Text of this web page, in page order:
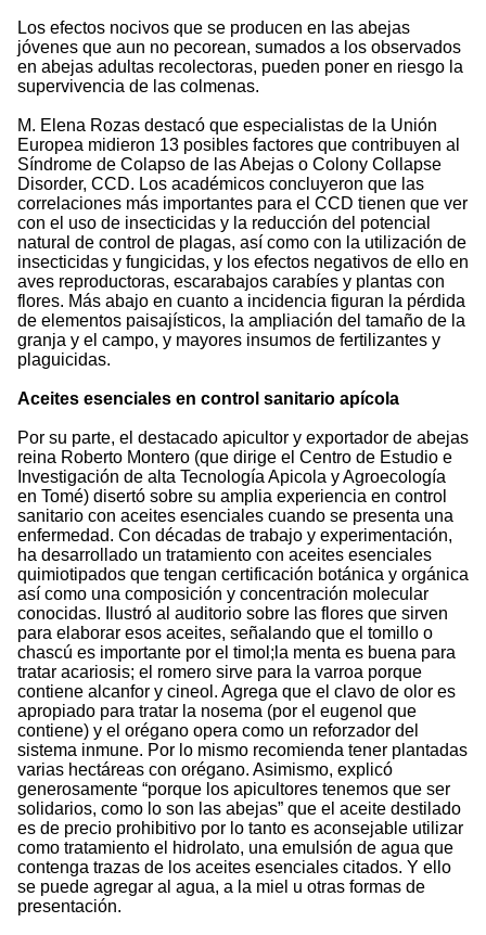
Los efectos nocivos que se producen en las abejas
jóvenes que aun no pecorean, sumados a los observados
en abejas adultas recolectoras, pueden poner en riesgo la
supervivencia de las colmenas.
M. Elena Rozas destacó que especialistas de la Unión
Europea midieron 13 posibles factores que contribuyen al
Síndrome de Colapso de las Abejas o Colony Collapse
Disorder, CCD. Los académicos concluyeron que las
correlaciones más importantes para el CCD tienen que ver
con el uso de insecticidas y la reducción del potencial
natural de control de plagas, así como con la utilización de
insecticidas y fungicidas, y los efectos negativos de ello en
aves reproductoras, escarabajos carabíes y plantas con
flores. Más abajo en cuanto a incidencia figuran la pérdida
de elementos paisajísticos, la ampliación del tamaño de la
granja y el campo, y mayores insumos de fertilizantes y
plaguicidas.
Aceites esenciales en control sanitario apícola
Por su parte, el destacado apicultor y exportador de abejas
reina Roberto Montero (que dirige el Centro de Estudio e
Investigación de alta Tecnología Apicola y Agroecología
en Tomé) disertó sobre su amplia experiencia en control
sanitario con aceites esenciales cuando se presenta una
enfermedad. Con décadas de trabajo y experimentación,
ha desarrollado un tratamiento con aceites esenciales
quimiotipados que tengan certificación botánica y orgánica
así como una composición y concentración molecular
conocidas. Ilustró al auditorio sobre las flores que sirven
para elaborar esos aceites, señalando que el tomillo o
chascú es importante por el timol;la menta es buena para
tratar acariosis; el romero sirve para la varroa porque
contiene alcanfor y cineol. Agrega que el clavo de olor es
apropiado para tratar la nosema (por el eugenol que
contiene) y el orégano opera como un reforzador del
sistema inmune. Por lo mismo recomienda tener plantadas
varias hectáreas con orégano. Asimismo, explicó
generosamente “porque los apicultores tenemos que ser
solidarios, como lo son las abejas” que el aceite destilado
es de precio prohibitivo por lo tanto es aconsejable utilizar
como tratamiento el hidrolato, una emulsión de agua que
contenga trazas de los aceites esenciales citados. Y ello
se puede agregar al agua, a la miel u otras formas de
presentación.